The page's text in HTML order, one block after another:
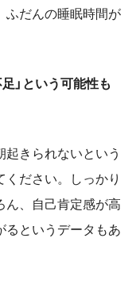
ふだんの睡眠時間が
」という可能性も
きられないという
ください。しっかり
ん、自己肯定感が高
るというデータもあ